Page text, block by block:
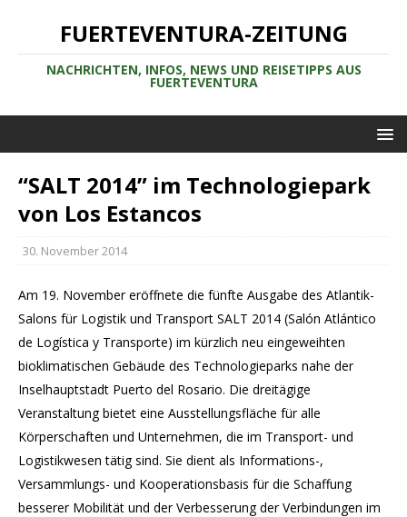
FUERTEVENTURA-ZEITUNG
NACHRICHTEN, INFOS, NEWS UND REISETIPPS AUS
FUERTEVENTURA
“SALT 2014” im Technologiepark
von Los Estancos
30. November 2014
Am 19. November eröffnete die fünfte Ausgabe des Atlantik-
Salons für Logistik und Transport SALT 2014 (Salón Atlántico
de Logística y Transporte) im kürzlich neu eingeweihten
bioklimatischen Gebäude des Technologieparks nahe der
Inselhauptstadt Puerto del Rosario. Die dreitägige
Veranstaltung bietet eine Ausstellungsfläche für alle
Körperschaften und Unternehmen, die im Transport- und
Logistikwesen tätig sind. Sie dient als Informations-,
Versammlungs- und Kooperationsbasis für die Schaffung
besserer Mobilität und der Verbesserung der Verbindungen im